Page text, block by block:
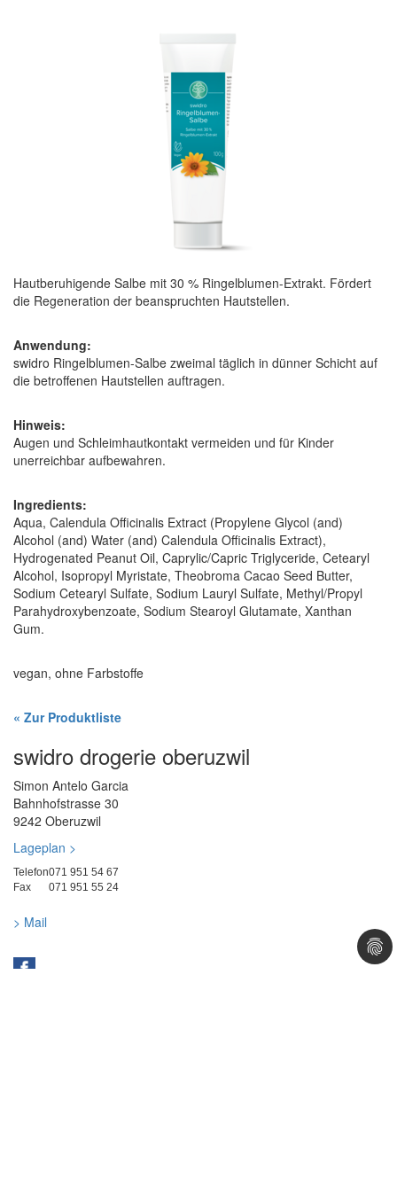
Hautberuhigende Salbe mit 30 % Ringelblumen-Extrakt. Fördert
die Regeneration der beanspruchten Hautstellen.
Anwendung:
swidro Ringelblumen-Salbe zweimal täglich in dünner Schicht auf
die betroffenen Hautstellen auftragen.
Hinweis:
Augen und Schleimhautkontakt vermeiden und für Kinder
unerreichbar aufbewahren.
Ingredients:
Aqua, Calendula Officinalis Extract (Propylene Glycol (and)
Alcohol (and) Water (and) Calendula Officinalis Extract),
Hydrogenated Peanut Oil, Caprylic/Capric Triglyceride, Cetearyl
Alcohol, Isopropyl Myristate, Theobroma Cacao Seed Butter,
Sodium Cetearyl Sulfate, Sodium Lauryl Sulfate, Methyl/Propyl
Parahydroxybenzoate, Sodium Stearoyl Glutamate, Xanthan
Gum.
vegan, ohne Farbstoffe
« Zur Produktliste
swidro drogerie oberuzwil
Simon Antelo Garcia
Bahnhofstrasse 30
9242 Oberuzwil
Lageplan >
Telefon071 951 54 67
Fax
071 951 55 24
> Mail